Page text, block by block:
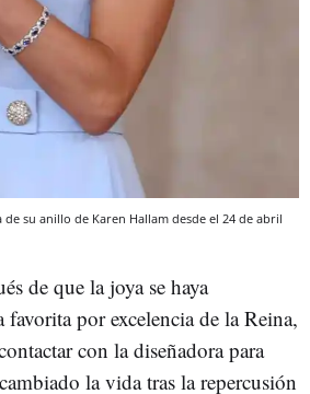
de su anillo de Karen Hallam desde el 24 de abril
de que la joya se haya
por excelencia de la Reina,
con la diseñadora para
la vida tras la repercusión